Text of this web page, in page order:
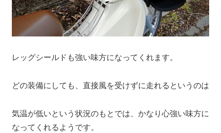
レッグシールドも強い味方になってくれます。
どの装備にしても、直接風を受けずに走れるというのは
気温が低いという状況のもとでは、かなり心強い味方に
なってくれるようです。